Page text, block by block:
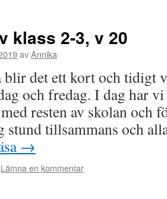
klass 2-3, v 20
avAnnika
blir det ett kort och tidigt
och fredag. I dag har
resten av skolan och
tillsammans och
→
Lämna en kommentar